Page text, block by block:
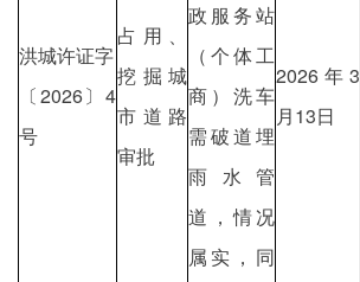
洪城许证字
〔2026〕4
号
占用、
挖掘城
市道路
审批
政服务站
（个体工
商）洗车
需破道埋
雨水管
道，情况
属实，同
2026年3
月13日